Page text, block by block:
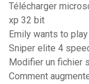
Télécharger
xp 32 bit
Emily wants to
Sniper elite 4
Modifier un fichier
Comment